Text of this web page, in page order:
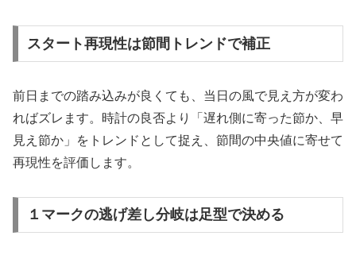
スタート再現性は節間トレンドで補正
前日までの踏み込みが良くても、当日の風で見え方が変わ
ればズレます。時計の良否より「遅れ側に寄った節か、早
見え節か」をトレンドとして捉え、節間の中央値に寄せて
再現性を評価します。
１マークの逃げ差し分岐は足型で決める